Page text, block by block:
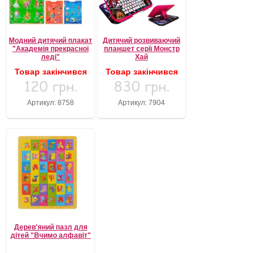
Модний дитячий плакат
"Академія прекрасної
леді"
Товар закінчився
120 грн.
Артикул: 8758
Дитячий розвиваючий
планшет серії Монстр
Хай
Товар закінчився
830 грн.
Артикул: 7904
Дерев'яний пазл для
дітей "Вчимо алфавіт"